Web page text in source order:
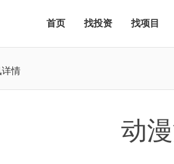
首页 找投资 找项目
详情
动